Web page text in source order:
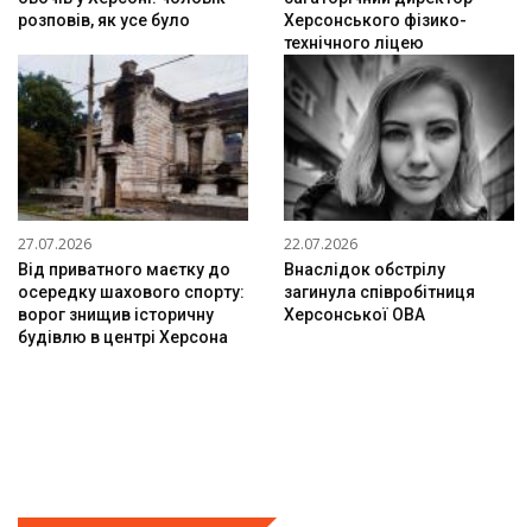
розповів, як усе було
Херсонського фізико-
технічного ліцею
27.07.2026
Від приватного маєтку до
осередку шахового спорту:
ворог знищив історичну
будівлю в центрі Херсона
22.07.2026
Внаслідок обстрілу
загинула співробітниця
Херсонської ОВА